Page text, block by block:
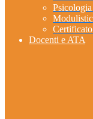
Docenti e ATA